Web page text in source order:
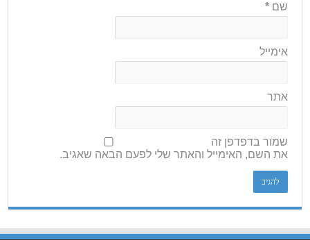
שם*
אימייל
אתר
שמור בדפדפן זה
את השם, האימייל והאתר שלי לפעם הבאה שאגיב.